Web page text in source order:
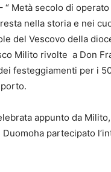
“ Metà secolo di
nella storia e nei
del Vescovo della
Milito rivolte a Don
festeggiamenti per i
appunto da
partecipato